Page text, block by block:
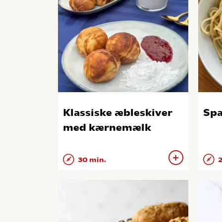
Klassiske æbleskiver
med kærnemælk
30 min.